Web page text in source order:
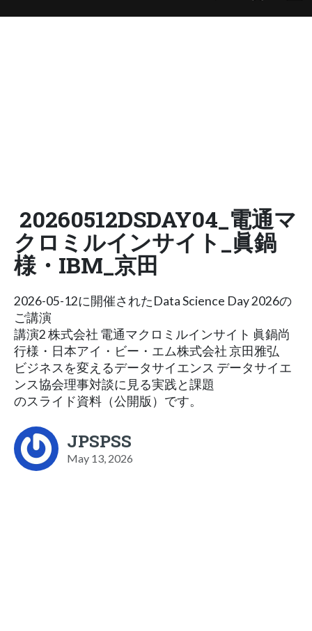
20260512DSDAY04_電通マ
クロミルインサイト_眞鍋
様・IBM_京田
2026-05-12に開催されたData Science Day 2026の
ご講演
講演2 株式会社 電通マクロミルインサイト 眞鍋尚
行様・日本アイ・ビー・エム株式会社 京田雅弘
ビジネスを変えるデータサイエンス データサイエ
ンス協会理事対談に見る実践と課題
のスライド資料（公開版）です。
JPSPSS
May 13, 2026